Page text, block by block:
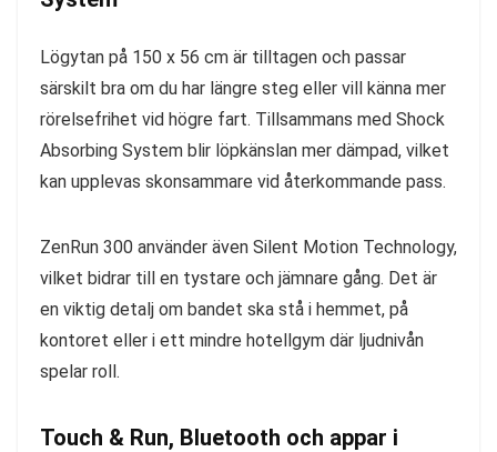
Lögytan på 150 x 56 cm är tilltagen och passar
särskilt bra om du har längre steg eller vill känna mer
rörelsefrihet vid högre fart. Tillsammans med Shock
Absorbing System blir löpkänslan mer dämpad, vilket
kan upplevas skonsammare vid återkommande pass.
ZenRun 300 använder även Silent Motion Technology,
vilket bidrar till en tystare och jämnare gång. Det är
en viktig detalj om bandet ska stå i hemmet, på
kontoret eller i ett mindre hotellgym där ljudnivån
spelar roll.
Touch & Run, Bluetooth och appar i